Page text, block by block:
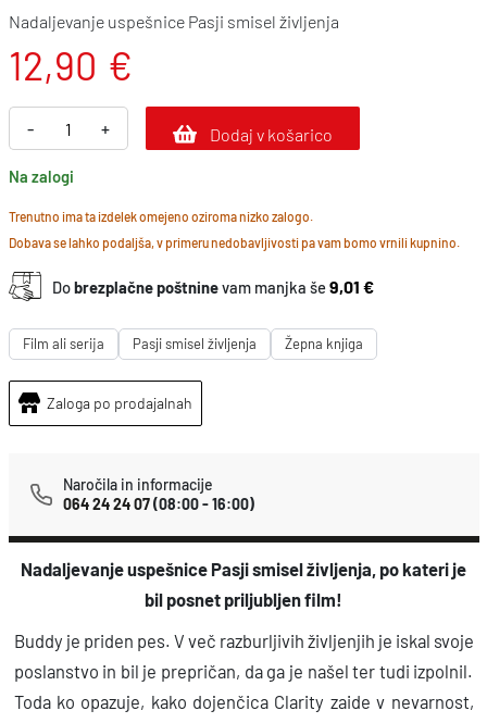
Nadaljevanje uspešnice Pasji smisel življenja
12,90 €
-
a
s
j
e
p
č
+ Dodaj v košarico
Na zalogi
Trenutno ima ta izdelek omejeno oziroma nizko zalogo.
Dobava se lahko podaljša, v primeru nedobavljivosti pa vam bomo vrnili kupnino.
Dobrezplačne poštninevam manjka še9,01 €
Film ali serija Pasji smisel življenja Žepna knjiga
Zaloga po prodajalnah
Naročila in informacije
064 24 24 07(08:00 - 16:00)
Nadaljevanje uspešnice Pasji smisel življenja, po kateri je
bil posnet priljubljen film!
Buddy je priden pes. V več razburljivih življenjih je iskal svoje
poslanstvo in bil je prepričan, da ga je našel ter tudi izpolnil.
Toda ko opazuje, kako dojenčica Clarity zaide v nevarnost,